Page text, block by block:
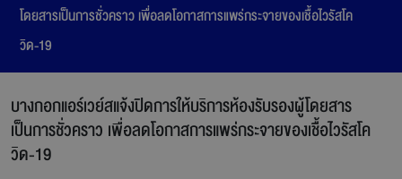
โดยสารเป็นการชั่วคราว เพื่อลดโอกาสการแพร่กระจายของเชื้อไวรัสโค
วิด-19
บางกอกแอร์เวย์สแจ้งปิดการให้บริการห้องรับรองผู้โดยสาร
เป็นการชั่วคราว เพื่อลดโอกาสการแพร่กระจายของเชื้อไวรัสโค
วิด-19